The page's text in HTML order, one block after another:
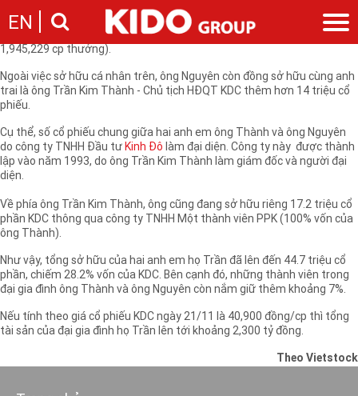
EN
Giới thiệu
Câu chuyện KIDO
Cam kết của KIDO
Nhà sáng lập
Ngành hàng
Ngành gia vị
Ngành bánh
Tin tức
Tin tức & sự kiện
Nhà đầu tư
Ban điều hành
Báo cáo
Các công ty thành viên
Liên hệ
Nghề nghiệp
Giới thiệu
Nhu cầu tuyển dụng
Ông Trần Lệ Nguyên, TGĐ CTCP Kinh Đô
báo mua thành công 1,827,290 cp, nâng tổng số cổ phần nắm lên
13,498,668 cp, ứng với tỷ lệ sở hữu tăng từ 7.3% lên 8.44% (đã bao gồm
1,945,229 cp thưởng).
Ngoài việc sở hữu cá nhân trên, ông Nguyên còn đồng sở hữu cùng anh
trai là ông Trần Kim Thành - Chủ tịch HĐQT KDC thêm hơn 14 triệu cổ
phiếu.
Cụ thể, số cổ phiếu chung giữa hai anh em ông Thành và ông Nguyên
do công ty TNHH Đầu tư Kinh Đô làm đại diện. Công ty này được thành
lập vào năm 1993, do ông Trần Kim Thành làm giám đốc và người đại
diện.
Về phía ông Trần Kim Thành, ông cũng đang sở hữu riêng 17.2 triệu cổ
phần KDC thông qua công ty TNHH Một thành viên PPK (100% vốn của
ông Thành).
Như vậy, tổng sở hữu của hai anh em họ Trần đã lên đến 44.7 triệu cổ
phần, chiếm 28.2% vốn của KDC. Bên cạnh đó, những thành viên trong
đại gia đình ông Thành và ông Nguyên còn nắm giữ thêm khoảng 7%.
Nếu tính theo giá cổ phiếu KDC ngày 21/11 là 40,900 đồng/cp thì tổng
tài sản của đại gia đình họ Trần lên tới khoảng 2,300 tỷ đồng.
Theo Vietstock